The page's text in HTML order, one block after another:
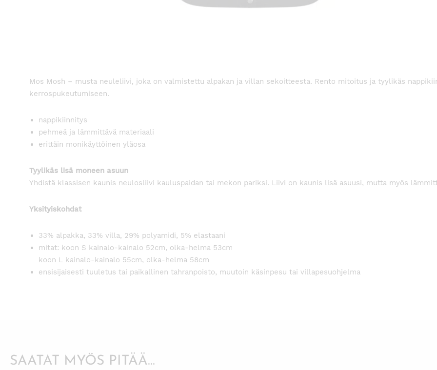
Mos Mosh – musta neuleliivi, joka on valmistettu alpakan ja villan sekoitteesta. Rento mitoitus ja tyylikäs
kerrospukeutumiseen.
nappikiinnitys
pehmeä ja lämmittävä materiaali
erittäin monikäyttöinen yläosa
Tyylikäs lisä moneen asuun
Yhdistä klassisen kaunis neulosliivi kauluspaidan tai mekon pariksi. Liivi on kaunis lisä asuusi, mutta myös
Yksityiskohdat
33% alpakka, 33% villa, 29% polyamidi, 5% elastaani
mitat: koon S kainalo-kainalo 52cm, olka-helma 53cm
koon L kainalo-kainalo 55cm, olka-helma 58cm
ensisijaisesti tuuletus tai paikallinen tahranpoisto, muutoin käsinpesu tai villapesuohjelma
SAATAT MYÖS PITÄÄ...